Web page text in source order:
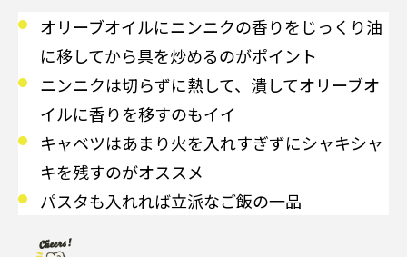
オリーブオイルにニンニクの香りをじっくり油
に移してから具を炒めるのがポイント
ニンニクは切らずに熱して、潰してオリーブオ
イルに香りを移すのもイイ
キャベツはあまり火を入れすぎずにシャキシャ
キを残すのがオススメ
パスタも入れれば立派なご飯の一品